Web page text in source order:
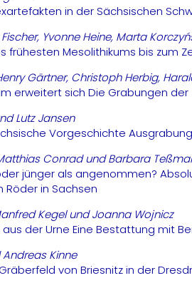
in der Sächsischen
Yvonne Heine, Marta
frühesten Mesolithikums bis zum
Gärtner, Christoph Herbig,
erweitert sich Die Grabungen der
Lutz Jansen
Vorgeschichte
Conrad und Barbara
jünger als angenommen?
Röder in Sachsen
Kegel und Joanna Wojnicz
aus der Urne Eine Bestattung mit
Kinne
von Briesnitz in der